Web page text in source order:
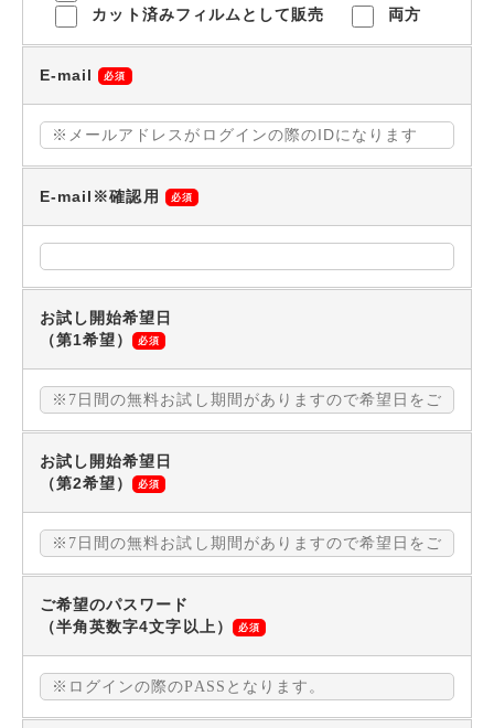
カット済みフィルムとして販売
両方
E-mail 必須
E-mail※確認用 必須
お試し開始希望日
（第1希望） 必須
お試し開始希望日
（第2希望） 必須
ご希望のパスワード
（半角英数字4文字以上）
必須